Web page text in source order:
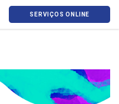
SERVIÇOS ONLINE